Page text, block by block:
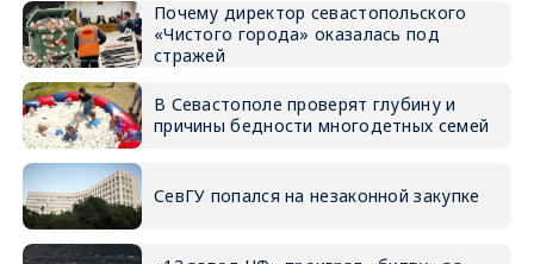
Почему директор севастопольского
«Чистого города» оказалась под
стражей
В Севастополе проверят глубину и
причины бедности многодетных семей
СевГУ попался на незаконной закупке